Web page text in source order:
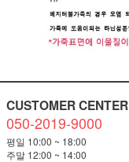
CUSTOMER CENTER
050-2019-9000
평일 10:00 ~ 18:00
주말 12:00 ~ 14:00